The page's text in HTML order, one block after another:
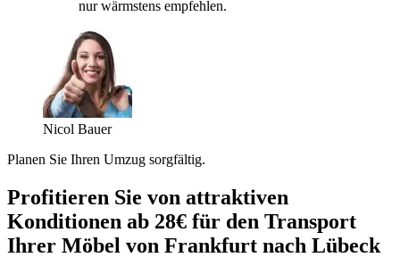
nur wärmstens empfehlen.
Nicol Bauer
Planen Sie Ihren Umzug sorgfältig.
Profitieren Sie von attraktiven
Konditionen ab 28€ für den Transport
Ihrer Möbel von Frankfurt nach Lübeck